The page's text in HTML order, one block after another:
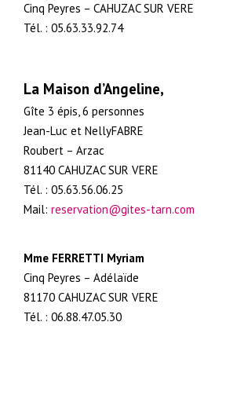
Cinq Peyres – CAHUZAC SUR VERE
Tél. : 05.63.33.92.74
La Maison d’Angeline,
Gîte 3 épis, 6 personnes
Jean-Luc et NellyFABRE
Roubert – Arzac
81140 CAHUZAC SUR VERE
Tél. : 05.63.56.06.25
Mail: reservation@gites-tarn.com
Mme FERRETTI Myriam
Cinq Peyres – Adélaïde
81170 CAHUZAC SUR VERE
Tél. : 06.88.47.05.30